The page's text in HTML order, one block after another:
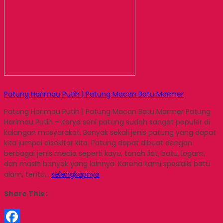
Patung Harimau Putih | Patung Macan Batu Marmer
Patung Harimau Putih | Patung Macan Batu Marmer Patung
Harimau Putih – Karya seni patung sudah sangat populer di
kalangan masyarakat. Banyak sekali jenis patung yang dapat
kita jumpai disekitar kita. Patung dapat dibuat dengan
berbagai jenis media seperti kayu, tanah liat, batu, logam,
dan masih banyak yang lainnya. Karena kami spesialis batu
alam, tentu… selengkapnya
Share This :